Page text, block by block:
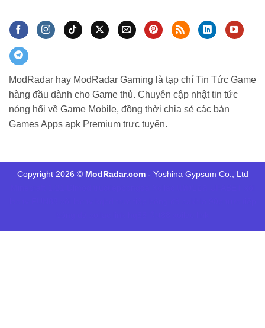
ModRadar hay ModRadar Gaming là tạp chí Tin Tức Game
hàng đầu dành cho Game thủ. Chuyên cập nhật tin tức
nóng hổi về Game Mobile, đồng thời chia sẻ các bản
Games Apps apk Premium trực tuyến.
Copyright 2026 © ModRadar.com- Yoshina Gypsum Co., Ltd